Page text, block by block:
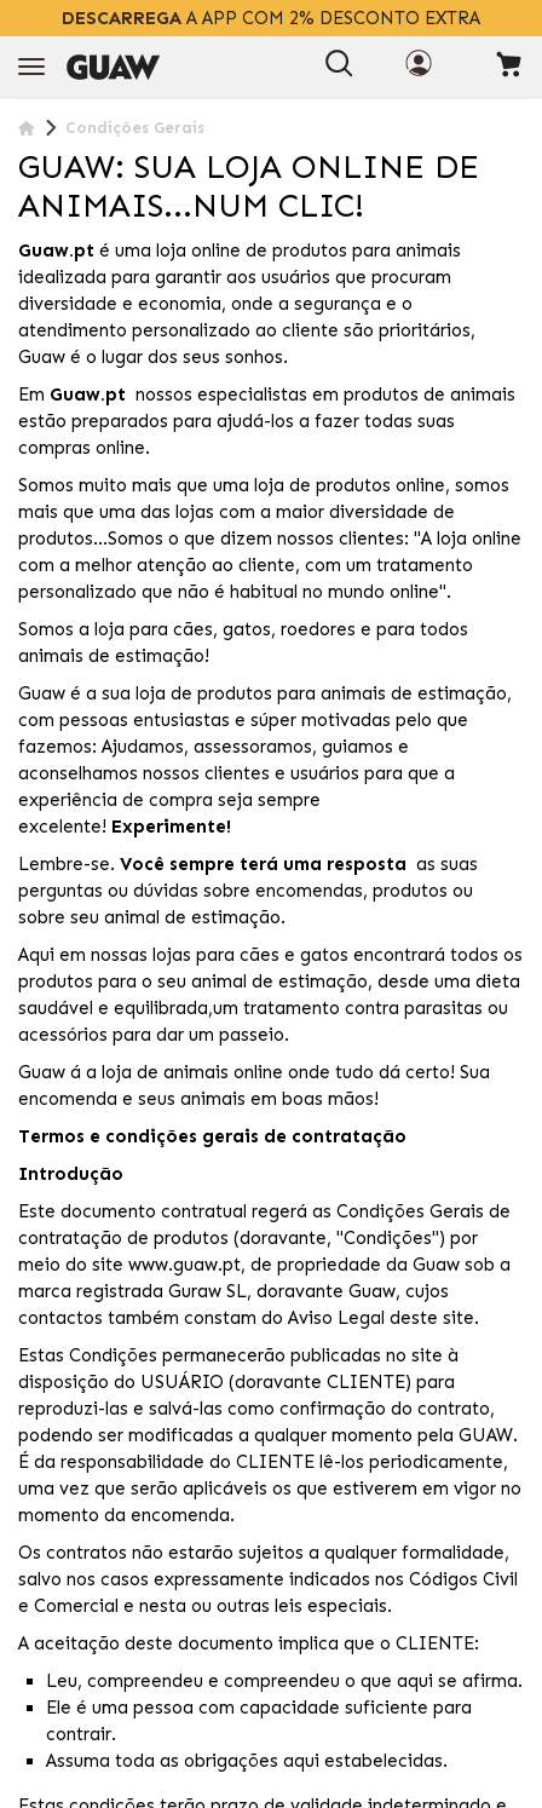
DESCARREGAA APP COM 2% DESCONTO EXTRA
Condições Gerais
GUAW: SUA LOJA ONLINE DE
ANIMAIS...NUM CLIC!
Guaw.pt é uma loja online de produtos para animais
idealizada para garantir aos usuários que procuram
diversidade e economia, onde a segurança e o
atendimento personalizado ao cliente são prioritários,
Guaw é o lugar dos seus sonhos.
Em Guaw.pt nossos especialistas em produtos de animais
estão preparados para ajudá-los a fazer todas suas
compras online.
Somos muito mais que uma loja de produtos online, somos
mais que uma das lojas com a maior diversidade de
produtos...Somos o que dizem nossos clientes: "A loja online
com a melhor atenção ao cliente, com um tratamento
personalizado que não é habitual no mundo online".
Somos a loja para cães, gatos, roedores e para todos
animais de estimação!
Guaw é a sua loja de produtos para animais de estimação,
com pessoas entusiastas e súper motivadas pelo que
fazemos: Ajudamos, assessoramos, guiamos e
aconselhamos nossos clientes e usuários para que a
experiência de compra seja sempre
excelente! Experimente!
Lembre-se. Você sempre terá uma resposta as suas
perguntas ou dúvidas sobre encomendas, produtos ou
sobre seu animal de estimação.
Aqui em nossas lojas para cães e gatos encontrará todos os
produtos para o seu animal de estimação, desde uma dieta
saudável e equilibrada,um tratamento contra parasitas ou
acessórios para dar um passeio.
Guaw á a loja de animais online onde tudo dá certo! Sua
encomenda e seus animais em boas mãos!
Termos e condições gerais de contratação
Introdução
Este documento contratual regerá as Condições Gerais de
contratação de produtos (doravante, "Condições") por
meio do site www.guaw.pt, de propriedade da Guaw sob a
marca registrada Guraw SL, doravante Guaw, cujos
contactos também constam do Aviso Legal deste site.
Estas Condições permanecerão publicadas no site à
disposição do USUÁRIO (doravante CLIENTE) para
reproduzi-las e salvá-las como confirmação do contrato,
podendo ser modificadas a qualquer momento pela GUAW.
É da responsabilidade do CLIENTE lê-los periodicamente,
uma vez que serão aplicáveis os que estiverem em vigor no
momento da encomenda.
Os contratos não estarão sujeitos a qualquer formalidade,
salvo nos casos expressamente indicados nos Códigos Civil
e Comercial e nesta ou outras leis especiais.
A aceitação deste documento implica que o CLIENTE:
Leu, compreendeu e compreendeu o que aqui se afirma.
Ele é uma pessoa com capacidade suficiente para
contrair.
Assuma toda as obrigações aqui estabelecidas.